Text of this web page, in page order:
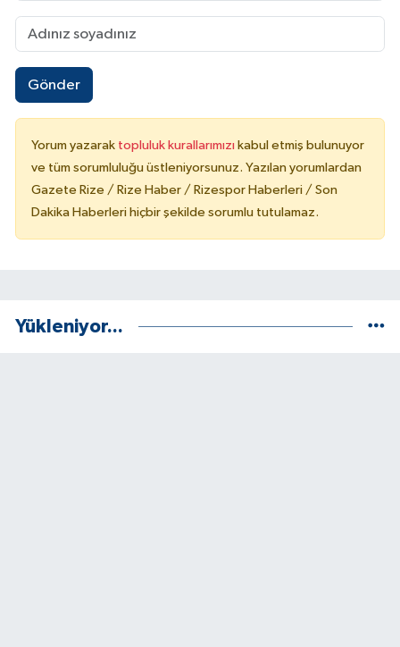
Gönder
Yorum yazarak topluluk kurallarımızı kabul etmiş bulunuyor
ve tüm sorumluluğu üstleniyorsunuz. Yazılan yorumlardan
Gazete Rize / Rize Haber / Rizespor Haberleri / Son
Dakika Haberleri hiçbir şekilde sorumlu tutulamaz.
Yükleniyor...